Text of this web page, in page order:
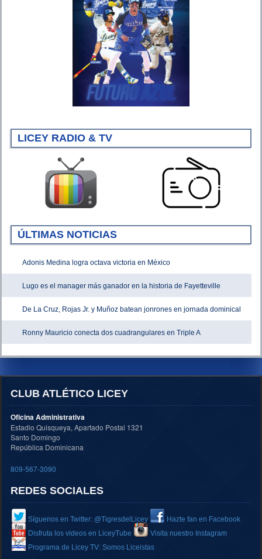
LICEY RADIO & TV
ÚLTIMAS NOTICIAS
Adonis Medina logra octava victoria en México
Lugo es el manager más ganador en la historia de Fayetteville
De La Cruz, Rojas Jr. y Muñoz batean jonrones en jornada dominical
Ronny Mauricio conecta dos cuadrangulares en Triple A
CLUB ATLÉTICO LICEY
Oficina Administrativa
Estadio Quisqueya, Apartado Postal 1321
Santo Domingo
República Dominicana
809-567-3090
REDES SOCIALES
Síguenos en Twitter: @TigresdelLicey
Hazte fan en Facebook
Disfruta los videos en LiceyTube
Visita nuestro Instagram
Programa de Licey TV: Somos Liceistas